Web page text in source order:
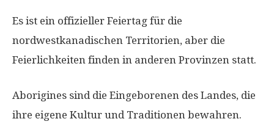
Es ist ein offizieller Feiertag für die
nordwestkanadischen Territorien, aber die
Feierlichkeiten finden in anderen Provinzen statt.
Aborigines sind die Eingeborenen des Landes, die
ihre eigene Kultur und Traditionen bewahren.